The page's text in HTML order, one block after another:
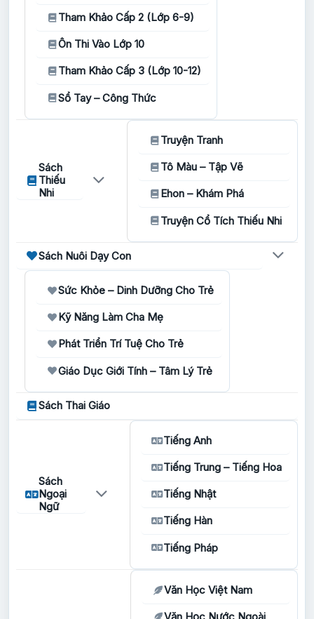
Tham Khảo Cấp 2 (Lớp 6-9)
Ôn Thi Vào Lớp 10
Tham Khảo Cấp 3 (Lớp 10-12)
Sổ Tay – Công Thức
Sách
Thiếu
Nhi
Truyện Tranh
Tô Màu – Tập Vẽ
Ehon – Khám Phá
Truyện Cổ Tích Thiếu Nhi
Sách Nuôi Dạy Con
Sức Khỏe – Dinh Dưỡng Cho Trẻ
Kỹ Năng Làm Cha Mẹ
Phát Triển Trí Tuệ Cho Trẻ
Giáo Dục Giới Tính – Tâm Lý Trẻ
Sách Thai Giáo
Sách
Ngoại
Ngữ
Tiếng Anh
Tiếng Trung – Tiếng Hoa
Tiếng Nhật
Tiếng Hàn
Tiếng Pháp
Văn Học Việt Nam